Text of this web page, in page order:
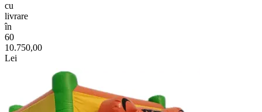
cu
livrare
în
60
10.750,00
Lei